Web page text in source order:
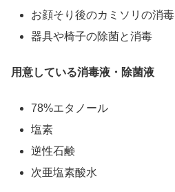
お顔そり後のカミソリの消毒
器具や椅子の除菌と消毒
用意している消毒液・除菌液
78%エタノール
塩素
逆性石鹸
次亜塩素酸水